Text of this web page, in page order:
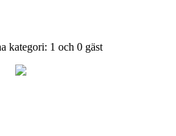
kategori: 1 och 0 gäst